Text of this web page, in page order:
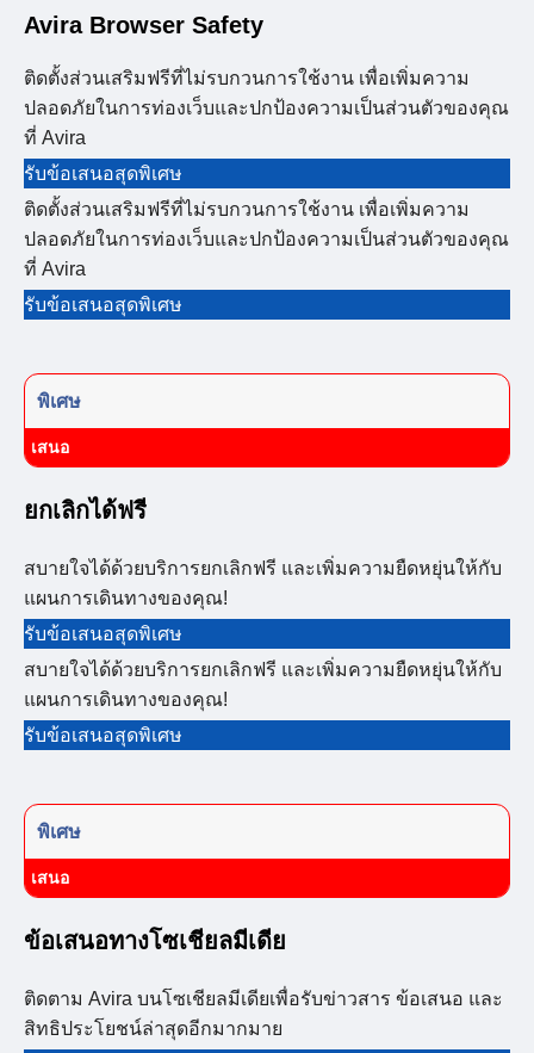
Avira Browser Safety
ติดตั้งส่วนเสริมฟรีที่ไม่รบกวนการใช้งาน เพื่อเพิ่มความ
ปลอดภัยในการท่องเว็บและปกป้องความเป็นส่วนตัวของคุณ
ที่ Avira
รับข้อเสนอสุดพิเศษ
ติดตั้งส่วนเสริมฟรีที่ไม่รบกวนการใช้งาน เพื่อเพิ่มความ
ปลอดภัยในการท่องเว็บและปกป้องความเป็นส่วนตัวของคุณ
ที่ Avira
รับข้อเสนอสุดพิเศษ
พิเศษ
เสนอ
ยกเลิกได้ฟรี
สบายใจได้ด้วยบริการยกเลิกฟรี และเพิ่มความยืดหยุ่นให้กับ
แผนการเดินทางของคุณ!
รับข้อเสนอสุดพิเศษ
สบายใจได้ด้วยบริการยกเลิกฟรี และเพิ่มความยืดหยุ่นให้กับ
แผนการเดินทางของคุณ!
รับข้อเสนอสุดพิเศษ
พิเศษ
เสนอ
ข้อเสนอทางโซเชียลมีเดีย
ติดตาม Avira บนโซเชียลมีเดียเพื่อรับข่าวสาร ข้อเสนอ และ
สิทธิประโยชน์ล่าสุดอีกมากมาย